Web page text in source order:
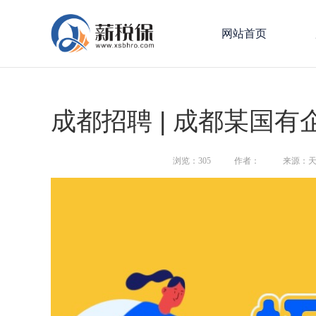
网站首页
成都招聘 | 成都某国有
浏览： 305 作者： 来源：